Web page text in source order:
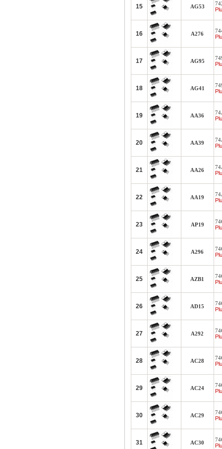
15 AG53
16 A276
17 AG95
18 AG41
19 AA36
20 AA39
21 AA26
22 AA19
23 AP19
24 A296
25 AZB1
26 AD15
27 A292
28 AC28
29 AC24
30 AC29
31 AC30